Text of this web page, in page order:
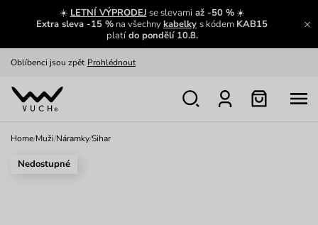
☀️ LETNÍ VÝPRODEJ se slevamiaž -50 %☀️
Extra sleva -15 % na všechnykabelky s kódem KAB15
platído pondělí 10.8.
Zajímavosti ze světa Vuch:
Zobrazit
Oblíbenci jsou zpět Prohlédnout
Nech se inspirovat
Home/Muži/Náramky/Sihar
Nedostupné